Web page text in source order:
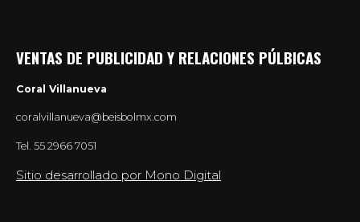
VENTAS DE PUBLICIDAD Y RELACIONES PÚLBICAS
Coral Villanueva
coralvillanueva@beisbolmx.com
Tel. 55 2966 7051
Sitio desarrollado por Mono Digital